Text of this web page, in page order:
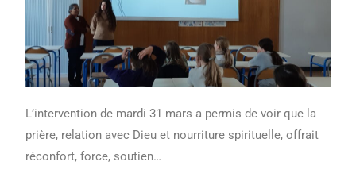
L’intervention de mardi 31 mars a permis de voir que la
prière, relation avec Dieu et nourriture spirituelle, offrait
réconfort, force, soutien…